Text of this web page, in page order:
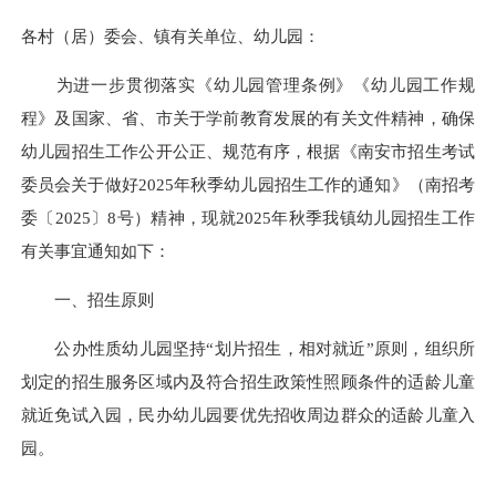
各村（居）委会、镇有关单位、幼儿园：
为进一步贯彻落实《幼儿园管理条例》《幼儿园工作规
程》及国家、省、市关于学前教育发展的有关文件精神，确保
幼儿园招生工作公开公正、规范有序，根据《南安市招生考试
委员会关于做好2025年秋季幼儿园招生工作的通知》（南招考
委〔2025〕8号）精神，现就2025年秋季我镇幼儿园招生工作
有关事宜通知如下：
一、招生原则
公办性质幼儿园坚持“划片招生，相对就近”原则，组织所
划定的招生服务区域内及符合招生政策性照顾条件的适龄儿童
就近免试入园，民办幼儿园要优先招收周边群众的适龄儿童入
园。